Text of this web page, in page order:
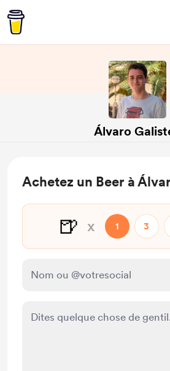
Álvaro
Achetez un Beer à
🍺 x 1 3